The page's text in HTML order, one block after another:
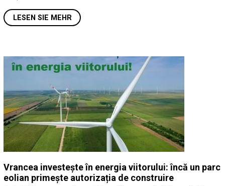
LESEN SIE MEHR
Vrancea investește în energia viitorului: încă un parc
eolian primește autorizația de construire